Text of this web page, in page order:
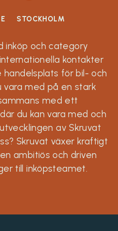
STOCKHOLM
inköp och category
kontakter
handelsplats för bil- och
vara med på en stark
med ett
du kan vara med och
av Skruvat
Skruvat växer kraftigt
ambitiös och driven
till inköpsteamet.